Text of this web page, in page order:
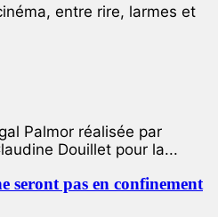
entre rire, larmes et
Palmor réalisée par
Douillet pour la...
seront pas en confinement